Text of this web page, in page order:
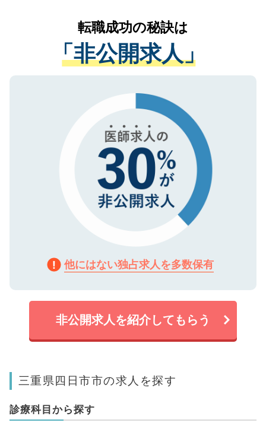
は、個人情報の取り扱いについての厳密な
管理基準を満たした事業者のみに付与され
る、プライバシーマークを取得済みです。
ご登録いただいた個人情報は、SSL（デー
で、機密保持に関してもご安心ください。
かがいして、現在の医療機関の状況や紹介
経験をまじえながら、適切なアドバイスを
させていただきます。すぐにご転職をされ
ない方には、長期的なサポートが可能です
ので、まずはご登録ください。
転職成功の秘訣は
「非公開求人」
他にはない独占求人を多数保有
非公開求人を紹介してもらう
三重県四日市市の求人を探す
診療科目から探す